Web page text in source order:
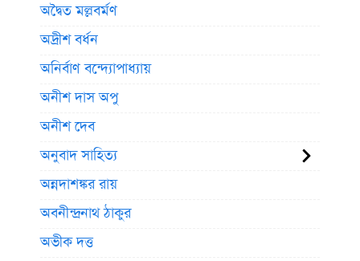
অদ্বৈত মল্লবর্মণ
অদ্রীশ বর্ধন
অনির্বাণ বন্দ্যোপাধ্যায়
অনীশ দাস অপু
অনীশ দেব
অনুবাদ সাহিত্য
অন্নদাশঙ্কর রায়
অবনীন্দ্রনাথ ঠাকুর
অভীক দত্ত